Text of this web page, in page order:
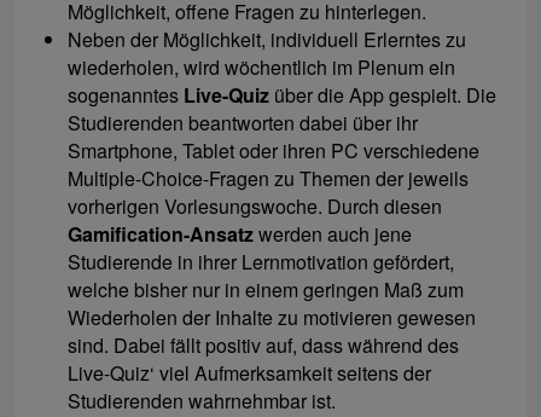
Möglichkeit, offene Fragen zu hinterlegen.
Neben der Möglichkeit, individuell Erlerntes zu
wiederholen, wird wöchentlich im Plenum ein
sogenanntes Live-Quiz über die App gespielt. Die
Studierenden beantworten dabei über ihr
Smartphone, Tablet oder ihren PC verschiedene
Multiple-Choice-Fragen zu Themen der jeweils
vorherigen Vorlesungswoche. Durch diesen
Gamification-Ansatzwerden auch jene
Studierende in ihrer Lernmotivation gefördert,
welche bisher nur in einem geringen Maß zum
Wiederholen der Inhalte zu motivieren gewesen
sind. Dabei fällt positiv auf, dass während des
Live-Quiz‘ viel Aufmerksamkeit seitens der
Studierenden wahrnehmbar ist.